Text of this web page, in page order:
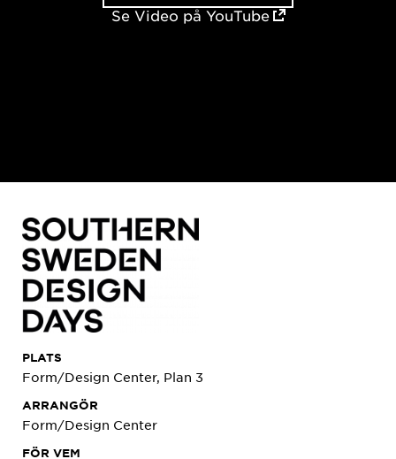
Se Video på YouTube
PLATS
Form/Design Center, Plan 3
ARRANGÖR
Form/Design Center
FÖR VEM